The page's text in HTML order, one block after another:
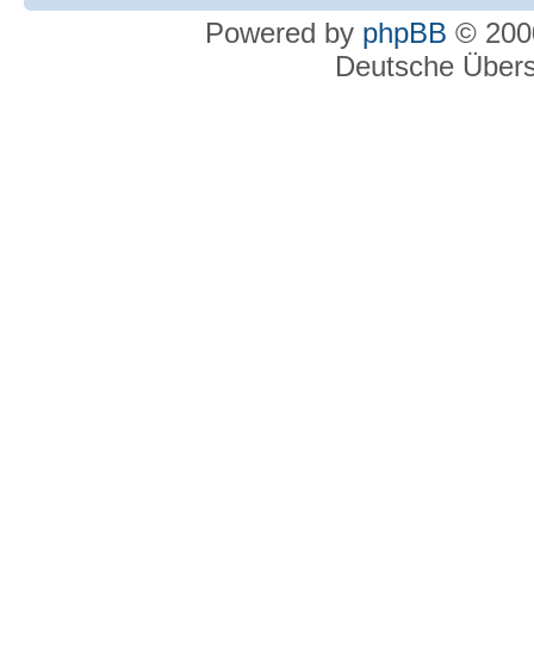
Powered by phpBB ©
Deutsche